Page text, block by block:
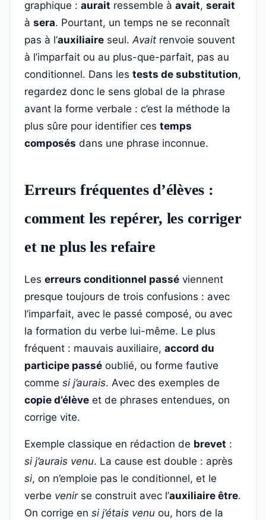
graphique : aurait ressemble à avait, serait
à sera. Pourtant, un temps ne se reconnaît
pas à l’auxiliaire seul.Avait renvoie souvent
à l’imparfait ou au plus-que-parfait, pas au
conditionnel. Dans les tests de substitution,
regardez donc le sens global de la phrase
avant la forme verbale : c’est la méthode la
plus sûre pour identifier ces temps
composés dans une phrase inconnue.
Erreurs fréquentes d’élèves :
comment les repérer, les corriger
et ne plus les refaire
Les erreurs conditionnel passé viennent
presque toujours de trois confusions : avec
l’imparfait, avec le passé composé, ou avec
la formation du verbe lui-même. Le plus
fréquent : mauvais auxiliaire, accord du
participe passé oublié, ou forme fautive
comme si j’aurais. Avec des exemples de
copie d’élève et de phrases entendues, on
corrige vite.
Exemple classique en rédaction de brevet :
si j’aurais venu. La cause est double : après
si, on n’emploie pas le conditionnel, et le
verbe venirse construit avec l’auxiliaire être.
On corrige en si j’étais venu ou, hors de la